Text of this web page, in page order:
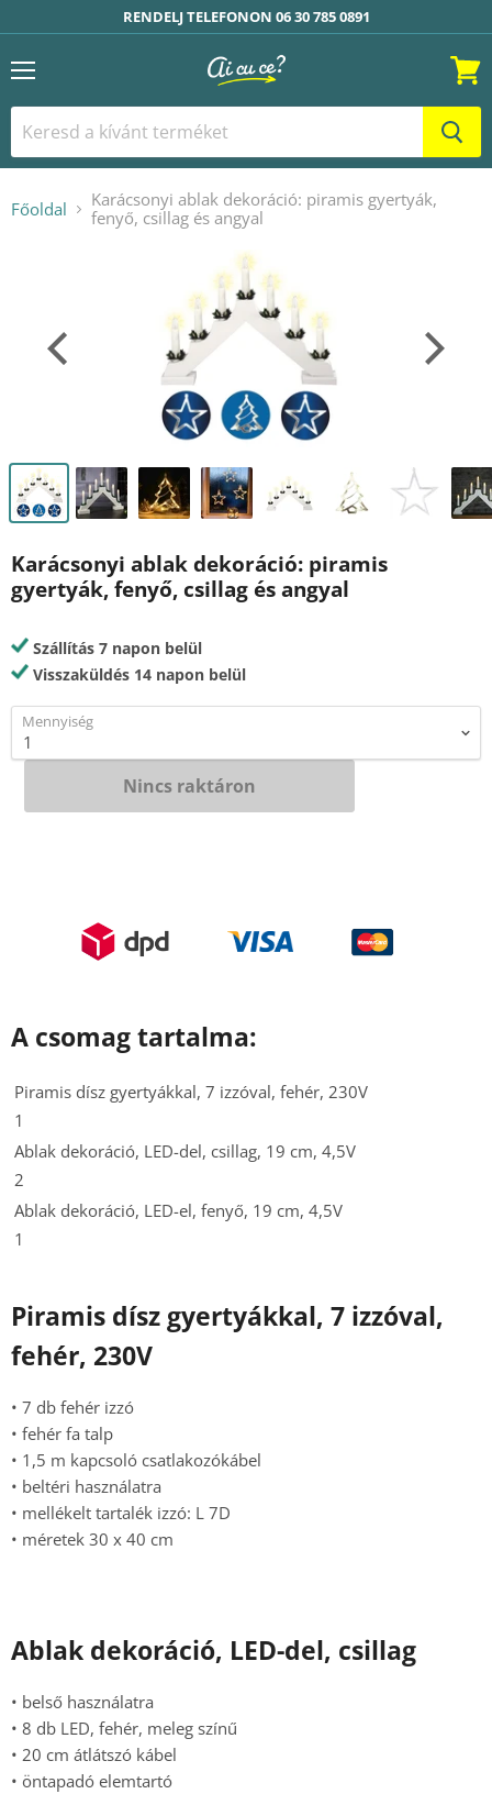
RENDELJ TELEFONON 06 30 785 0891
Menü Kosár
Főoldal
Karácsonyi ablak dekoráció: piramis gyertyák,
fenyő, csillag és angyal
Karácsonyi ablak dekoráció: piramis
gyertyák, fenyő, csillag és angyal
Szállítás 7 napon belül
Visszaküldés 14 napon belül
Mennyiség
Nincs raktáron
A csomag tartalma:
Piramis dísz gyertyákkal, 7 izzóval, fehér, 230V
1
Ablak dekoráció, LED-del, csillag, 19 cm, 4,5V
2
Ablak dekoráció, LED-el, fenyő, 19 cm, 4,5V
1
Piramis dísz gyertyákkal, 7 izzóval,
fehér, 230V
• 7 db fehér izzó
• fehér fa talp
• 1,5 m kapcsoló csatlakozókábel
• beltéri használatra
• mellékelt tartalék izzó: L 7D
• méretek 30 x 40 cm
Ablak dekoráció, LED-del, csillag
• belső használatra
• 8 db LED, fehér, meleg színű
• 20 cm átlátszó kábel
• öntapadó elemtartó